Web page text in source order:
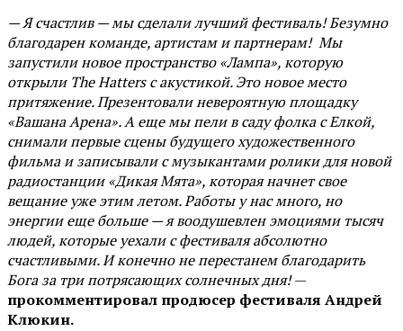
— Я счастлив — мы сделали лучший фестиваль! Безумно
благодарен команде, артистам и партнерам! Мы
запустили новое пространство «Лампа», которую
открыли The Hatters с акустикой. Это новое место
притяжение. Презентовали невероятную площадку
«Вашана Арена». А еще мы пели в саду фолка с Елкой,
снимали первые сцены будущего художественного
фильма и записывали с музыкантами ролики для новой
радиостанции «Дикая Мята», которая начнет свое
вещание уже этим летом. Работы у нас много, но
энергии еще больше — я воодушевлен эмоциями тысяч
людей, которые уехали с фестиваля абсолютно
счастливыми. И конечно не перестанем благодарить
Бога за три потрясающих солнечных дня!—
прокомментировал продюсер фестиваля Андрей
Клюкин.